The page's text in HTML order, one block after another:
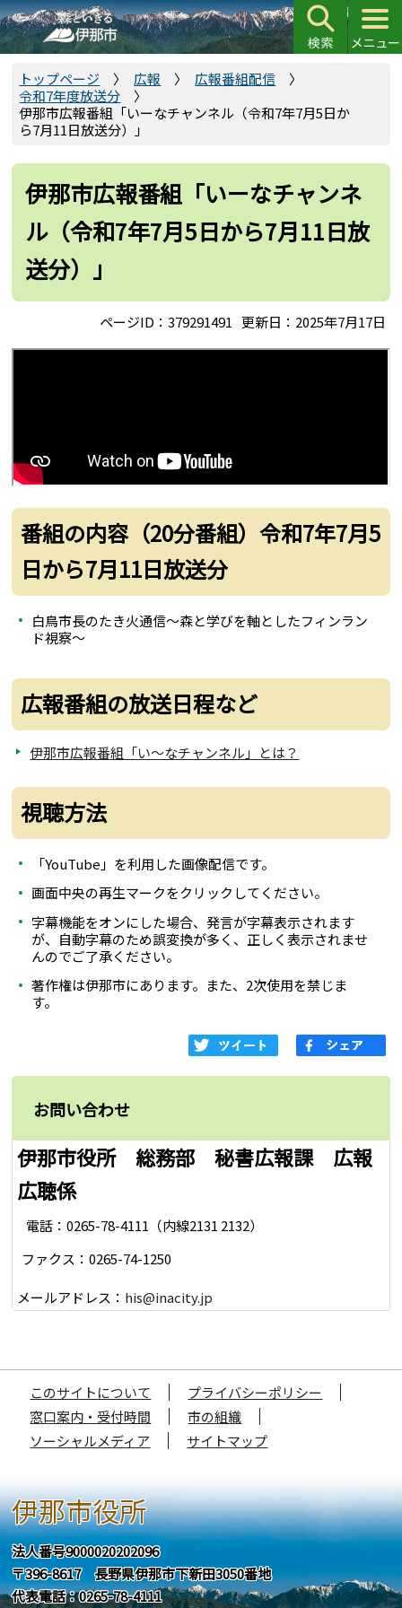
こ
の
ペ
頭
トップページ 広報
広報番組配信
令和7年度放送分
伊那市広報番組「いーなチャンネル（令和7年7月5日か
ら7月11日放送分）」
伊那市広報番組「いーなチャンネ
ル（令和7年7月5日から7月11日放
送分）」
ページID：379291491 更新日：2025年7月17日
番組の内容（20分番組）令和7年7月5
日から7月11日放送分
白鳥市長のたき火通信～森と学びを軸としたフィンラン
ド視察～
広報番組の放送日程など
伊那市広報番組「い～なチャンネル」とは？
視聴方法
「YouTube」を利用した画像配信です。
画面中央の再生マークをクリックしてください。
字幕機能をオンにした場合、発言が字幕表示されます
が、自動字幕のため誤変換が多く、正しく表示されませ
んのでご了承ください。
著作権は伊那市にあります。また、2次使用を禁じま
す。
お問い合わせ
伊那市役所 総務部 秘書広報課 広報
広聴係
電話：0265-78-4111（内線2131 2132）
ファクス：0265-74-1250
メールアドレス： his@inacity.jp
このサイトについて
プライバシーポリシー
窓口案内・受付時間
市の組織
ソーシャルメディア
サイトマップ
伊那市役所
法人番号9000020202096
〒396-8617 長野県伊那市下新田3050番地
代表電話：0265-78-4111